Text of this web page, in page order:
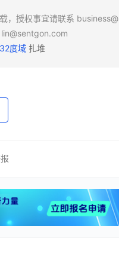
，授权事宜请联系
lin@sentgon.com
32度域扎堆